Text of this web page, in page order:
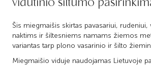
Šis miegmaišis skirtas pavasariui,
naktims ir šiltesniems namams žiemos
variantas tarp plono vasarinio ir šilto
Miegmaišio viduje naudojamas Lietuvoje